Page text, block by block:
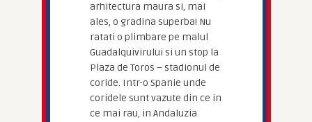
arhitectura maura si, mai
ales, o gradina superba! Nu
ratati o plimbare pe malul
Guadalquivirului si un stop la
Plaza de Toros – stadionul de
coride. Intr-o Spanie unde
coridele sunt vazute din ce in
ce mai rau, in Andaluzia